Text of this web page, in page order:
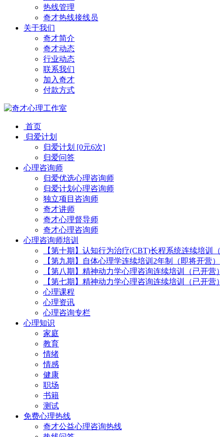
热线管理
奇才热线接线员
关于我们
奇才简介
奇才动态
行业动态
联系我们
加入奇才
付款方式
首页
归爱计划
归爱计划 [0元6次]
归爱问答
心理咨询师
归爱优选心理咨询师
归爱计划心理咨询师
独立项目咨询师
奇才讲师
奇才心理督导师
奇才心理咨询师
心理咨询师培训
【第十期】认知行为治疗(CBT)长程系统连续培训
【第九期】自体心理学连续培训2年制（即将开营）
【第八期】精神动力学心理咨询连续培训（已开营）
【第七期】精神动力学心理咨询连续培训（已开营）
心理课程
心理资讯
心理咨询专栏
心理知识
家庭
教育
情绪
情感
健康
职场
书籍
测试
免费心理热线
奇才公益心理咨询热线